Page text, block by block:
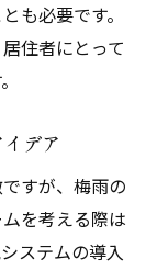
も必要です。
住者にとって
デア
すが、梅雨の
を考える際は
ステムの導入